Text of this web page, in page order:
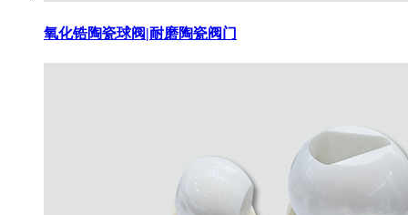
氧化锆陶瓷球阀|耐磨陶瓷阀门